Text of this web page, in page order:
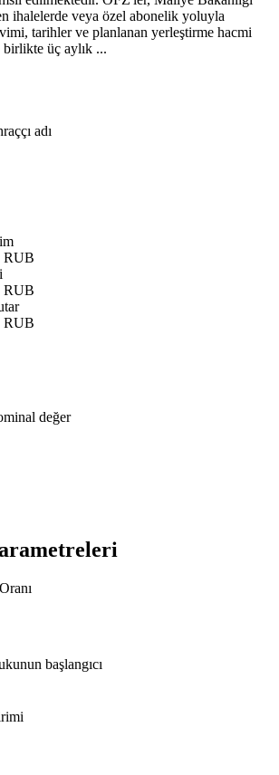
ihalelerde veya özel abonelik yoluyla
tarihler ve planlanan yerleştirme hacmi
üç aylık ...
adı
RUB
RUB
RUB
değer
başlangıcı